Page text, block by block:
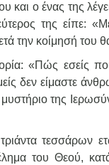
και ο ένας της
της είπε:
την κοίμησή του
«Πώς εσείς που
δεν είμαστε
της
τεσσάρων
του Θεού,